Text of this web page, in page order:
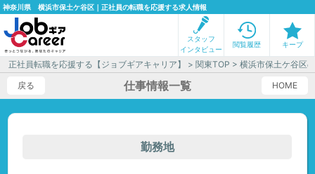
神奈川県 横浜市保土ケ谷区｜正社員の転職を応援する求人情報
スタッフ
インタビュー
閲覧履歴 キープ
正社員転職を応援する【ジョブギアキャリア】 >関東TOP > 横浜市保土ケ谷区
戻る
HOME
仕事情報一覧
勤務地